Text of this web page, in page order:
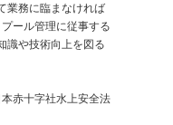
業務に臨まなければ
ール管理に従事する
識や技術向上を図る
赤十字社水上安全法